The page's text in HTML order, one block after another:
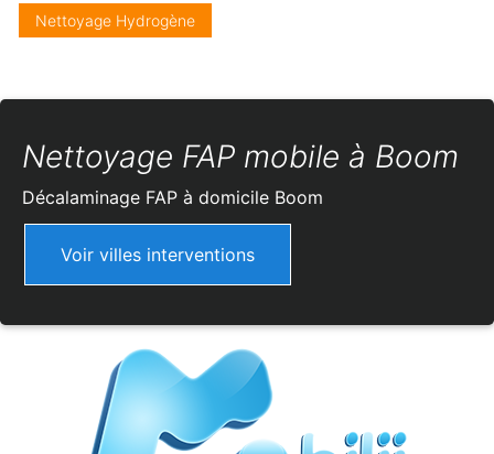
Nettoyage Hydrogène
Nettoyage FAP mobile à Boom
Décalaminage FAP à domicile Boom
Voir villes interventions